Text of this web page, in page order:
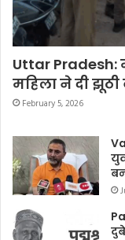
Uttar
महिला ने दी
February 5, 2026